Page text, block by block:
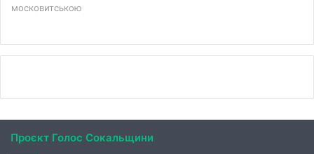
московитською
Проєкт Голос Сокальщини